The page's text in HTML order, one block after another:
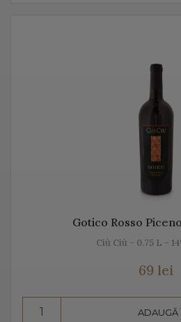
Vă prezentăm mai jos, gama
vin spumant italian, alb sau rose.
Prosecco e cel mai cunoscut vin
adesea comparat cu
struguri folosite.
decât vin spumant, înseamnă
Gotico Rosso
Ciù Ciù - 0.75 L -
69 lei
ADAUGĂ